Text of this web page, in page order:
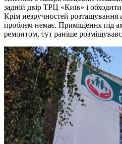
задній двір ТРЦ «Київ» і
Крім незручностей розташування
проблем немає. Приміщення під
ремонтом, тут раніше